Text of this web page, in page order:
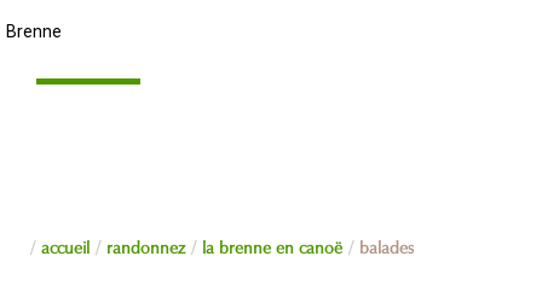
accueil randonnez la brenne en canoë balades